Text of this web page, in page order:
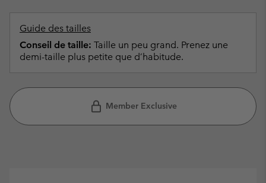
Guide des tailles
Conseil de taille: Taille un peu grand. Prenez une
demi-taille plus petite que d’habitude.
Member Exclusive